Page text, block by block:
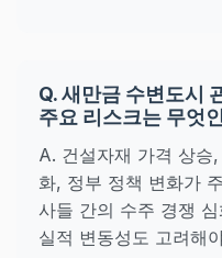
Q. 새만금 수변도시
주요 리스크는 무엇
A. 건설자재 가격 상승
화, 정부 정책 변화가
사들 간의 수주 경쟁
실적 변동성도 고려해